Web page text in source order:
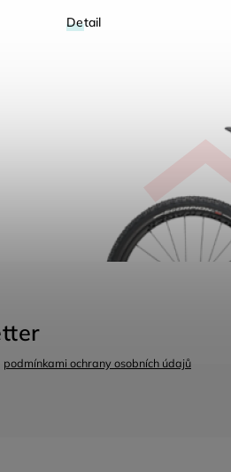
Detail
podmínkami ochrany osobních údajů